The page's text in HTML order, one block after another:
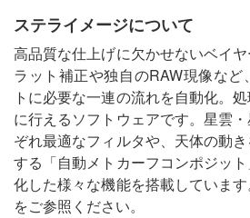
ステライメージについて
高品質な仕上げに欠かせないベイ
ラット補正や独自のRAW現像など
トに必要な一連の流れを自動化。
に行えるソフトウェアです。星雲
ぞれ最適なフィルタや、天体の動
する「自動メトカーフコンポジッ
化した様々な機能を搭載していま
をご参照ください。